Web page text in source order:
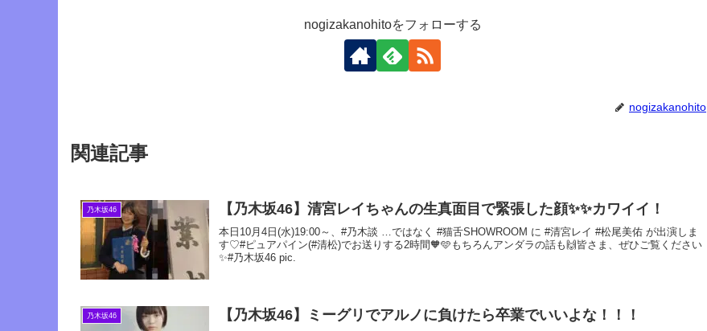
fc36bda4dc25&pd_rd_i=B0D41G2VND&th=1&linkCode=ll1&tag=16
22&linkId=409a0bfbcef3e087da6e4789da2255dc&language=ja_JP&
nogizakanohitoをフォローする
nogizakanohito
関連記事
乃木坂46 【乃木坂46】清宮レイちゃんの生真面目で緊張した顔✨✨カワイイ！
本日10月4日(水)19:00～、#乃木談 …ではなく #猫舌SHOWROOM に #清宮レイ #松尾美佑 が出演しま
す♡#ピュアパイン(#清松)でお送りする2時間🧡🩵もちろんアンダラの話も🙌皆さま、ぜひご覧ください
✨#乃木坂46 pic.
乃木坂46 【乃木坂46】ミーグリでアルノに負けたら卒業でいいよな！！！